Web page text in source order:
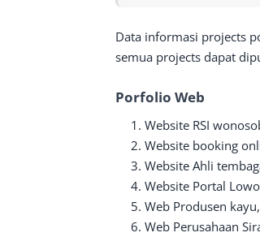
Data informasi projects
semua projects dapat
Porfolio Web
Website RSI
Website booking
Website Ahli
Website Portal
Web Produsen
Web Perusahaan